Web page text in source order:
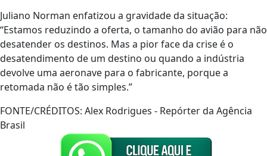
Juliano Norman enfatizou a gravidade da situação:
“Estamos reduzindo a oferta, o tamanho do avião para não
desatender os destinos. Mas a pior face da crise é o
desatendimento de um destino ou quando a indústria
devolve uma aeronave para o fabricante, porque a
retomada não é tão simples.”
FONTE/CRÉDITOS: Alex Rodrigues - Repórter da Agência
Brasil